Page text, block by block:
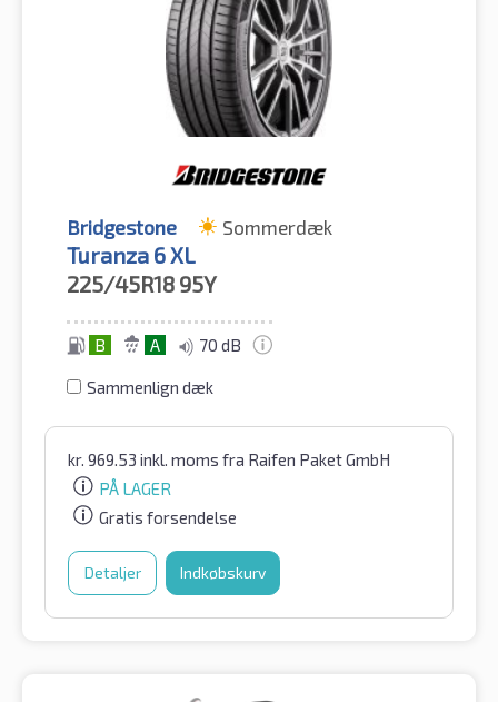
Bridgestone Sommerdæk
Turanza 6 XL
225/45R18 95Y
B A 70 dB
Sammenlign dæk
kr. 969.53 inkl. moms fra Raifen Paket GmbH
PÅ LAGER
Gratis forsendelse
Detaljer Indkøbskurv